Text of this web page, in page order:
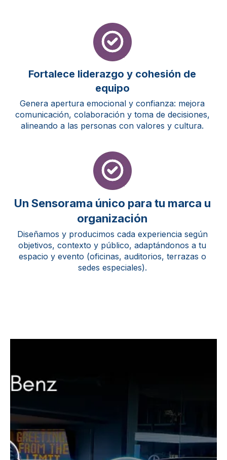
Fortalece liderazgo y cohesión de
equipo
Genera apertura emocional y confianza: mejora
comunicación, colaboración y toma de decisiones,
alineando a las personas con valores y cultura.
Un Sensorama único para tu marca u
organización
Diseñamos y producimos cada experiencia según
objetivos, contexto y público, adaptándonos a tu
espacio y evento (oficinas, auditorios, terrazas o
sedes especiales).